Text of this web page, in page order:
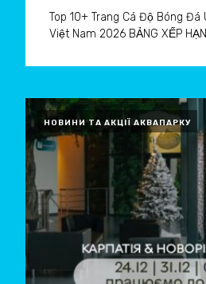
Top 10+ Trang Cá Độ Bóng Đá
Việt Nam 2026 BẢNG XẾP
НОВИНИ ТА АКЦІЇ АКВАПАРКУ